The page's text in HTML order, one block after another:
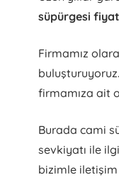
süpürgesi
Firmamız
firmamıza ait
Burada cami
sevkiyatı ile
bizimle